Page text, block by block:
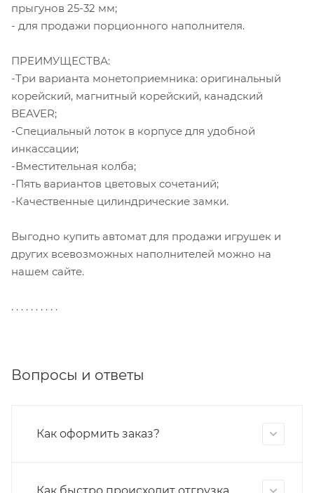
прыгунов 25-32 мм;
- для продажи порционного наполнителя.
ПРЕИМУЩЕСТВА:
-Три варианта монетоприемника: оригинальный
корейский, магнитный корейский, канадский
BEAVER;
-Специальный лоток в корпусе для удобной
инкассации;
-Вместительная колба;
-Пять вариантов цветовых сочетаний;
-Качественные цилиндрические замки.
Выгодно купить автомат для продажи игрушек и
других всевозможных наполнителей можно на
нашем сайте.
. . . . . . . . . .
Вопросы и ответы
Как оформить заказ?
Как быстро происходит отгрузка